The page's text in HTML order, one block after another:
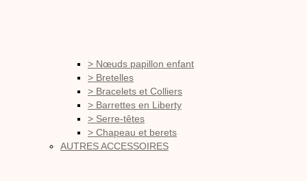
> Nœuds papillon enfant
> Bretelles
> Bracelets et Colliers
> Barrettes en Liberty
> Serre-têtes
> Chapeau et berets
AUTRES ACCESSOIRES